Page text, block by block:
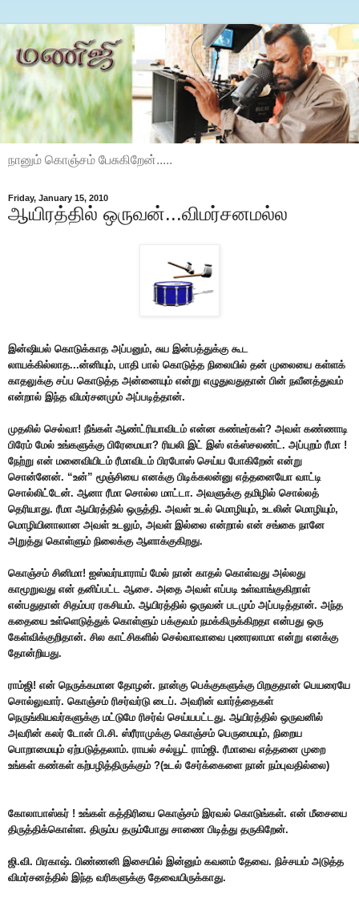
நானும் கொஞ்சம் பேசுகிறேன்.....
Friday, January 15, 2010
ஆயிரத்தில் ஒருவன்...விமர்சனமல்ல
இன்ஷியல் கொடுக்காத அப்பனும், சுய இன்பத்துக்கு கூட
லாயக்கில்லாத...ன்னியும், பாதி பால் கொடுத்த நிலையில் தன் முலையை கள்ளக்
காதலுக்கு சப்ப கொடுத்த அன்னையும் என்று எழுதுவதுதான் பின் நவீனத்துவம்
என்றால் இந்த விமர்சனமும் அப்படித்தான்.
முதலில் செல்வா! நீங்கள் ஆண்ட்ரியாவிடம் என்ன கண்டீர்கள்? அவள் கண்ணாடி
பிரேம் மேல் உங்களுக்கு பிரேமையா? ரியலி இட் இஸ் எக்ஸ்சலண்ட். அப்புறம் ரீமா !
நேற்று என் மனைவியிடம் ரீமாவிடம் பிரபோஸ் செய்ய போகிறேன் என்று
சொன்னேன். “உன்” மூஞ்சியை எனக்கு பிடிக்கலன்னு எத்தனையோ வாட்டி
சொல்லிட்டேன். ஆனா ரீமா சொல்ல மாட்டா. அவளுக்கு தமிழில் சொல்லத்
தெரியாது. ரீமா ஆயிரத்தில் ஒருத்தி. அவள் உடல் மொழியும், உடலின் மொழியும்,
மொழியினாலான அவள் உடலும், அவள் இல்லை என்றால் என் சங்கை நானே
அறுத்து கொள்ளும் நிலைக்கு ஆளாக்குகிறது.
கொஞ்சம் சினிமா! ஐஸ்வர்யாராய் மேல் நான் காதல் கொள்வது அல்லது
காமூறுவது என் தனிப்பட்ட ஆசை. அதை அவள் எப்படி உள்வாங்குகிறாள்
என்பதுதான் சிதம்பர ரகசியம். ஆயிரத்தில் ஒருவன் படமும் அப்படித்தான். அந்த
கதையை உள்ளெடுத்துக் கொள்ளும் பக்குவம் நமக்கிருக்கிறதா என்பது ஒரு
கேள்விக்குறிதான். சில காட்சிகளில் செல்வாவாவை புணரலாமா என்று எனக்கு
தோன்றியது.
ராம்ஜி! என் நெருக்கமான தோழன். நான்கு பெக்குகளுக்கு பிறகுதான் பெயரையே
சொல்லுவார். கொஞ்சம் ரிசர்வர்டு டைப். அவரின் வார்த்தைகள்
நெருங்கியவர்களுக்கு மட்டுமே ரிசர்வ் செய்யபட்டது. ஆயிரத்தில் ஒருவனில்
அவரின் கலர் டோன் பி.சி. ஸ்ரீராமுக்கு கொஞ்சம் பெருமையும், நிறைய
பொறாமையும் ஏற்படுத்தலாம். ராயல் சல்யூட் ராம்ஜி. ரீமாவை எத்தனை முறை
உங்கள் கண்கள் கற்பழித்திருக்கும் ?(உடல் சேர்க்கைளை நான் நம்புவதில்லை)
கோலாபாஸ்கர் ! உங்கள் கத்திரியை கொஞ்சம் இரவல் கொடுங்கள். என் மீசையை
திருத்திக்கொள்ள. திரும்ப தரும்போது சாணை பிடித்து தருகிறேன்.
ஜி.வி. பிரகாஷ். பிண்ணனி இசையில் இன்னும் கவனம் தேவை. நிச்சயம் அடுத்த
விமர்சனத்தில் இந்த வரிகளுக்கு தேவையிருக்காது.